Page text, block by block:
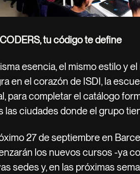
CODERS, tu código te define
esencia, el mismo estilo y
en el corazón de ISDI, la
para completar el catálogo
las ciudades donde el grupo
27 de septiembre en
los nuevos cursos -ya
sedes y, en las próximas